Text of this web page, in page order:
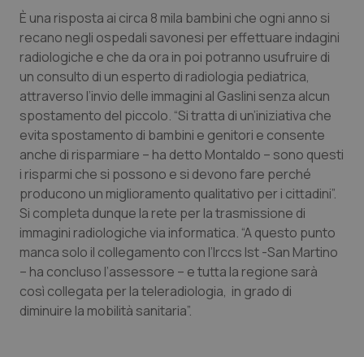
Lazio
Liguria
Lombardia
Marche
Molise
Piemonte
Provincia Autonoma di Bolzano
Diabete & glucometri
Disturbi dell’umore
Dolore
Donna & Salute
Epatiti
HIV
Infezioni & Febbre
È una risposta ai circa 8 mila bambini che ogni anno si
recano negli ospedali savonesi per effettuare indagini
radiologiche e che da ora in poi potranno usufruire di
un consulto di un esperto di radiologia pediatrica,
attraverso l’invio delle immagini al Gaslini senza alcun
spostamento del piccolo. “Si tratta di un’iniziativa che
evita spostamento di bambini e genitori e consente
anche di risparmiare – ha detto Montaldo – sono questi
i risparmi che si possono e si devono fare perché
producono un miglioramento qualitativo per i cittadini”.
Si completa dunque la rete per la trasmissione di
immagini radiologiche via informatica. “A questo punto
manca solo il collegamento con l’Irccs Ist -San Martino
– ha concluso l’assessore – e tutta la regione sarà
così collegata per la teleradiologia, in grado di
diminuire la mobilità sanitaria”.